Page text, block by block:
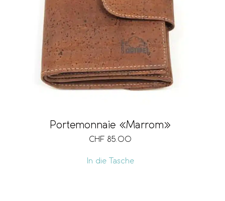
Portemonnaie «Marrom»
CHF 85.00
In die Tasche